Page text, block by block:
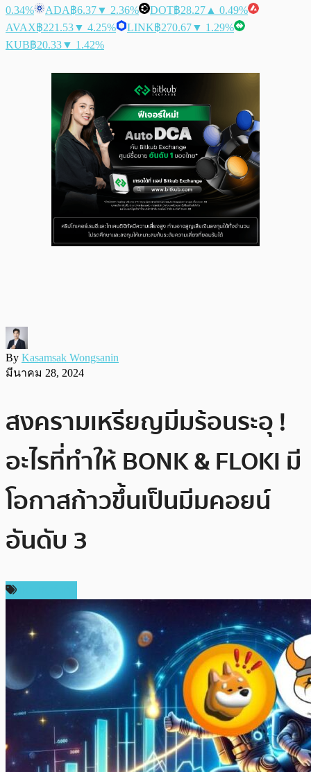
0.34%
ADA฿6.37▼ 2.36% DOT฿28.27 ▲ 0.49%
AVAX฿221.53▼ 4.25% LINK฿270.67▼ 1.29%
KUB฿20.33▼ 1.42%
By Kasamsak Wongsanin
มีนาคม 28, 2024
สงครามเหรียญมีมร้อนระอุ !
อะไรที่ทำให้ BONK & FLOKI มี
โอกาสก้าวขึ้นเป็นมีมคอยน์
อันดับ 3